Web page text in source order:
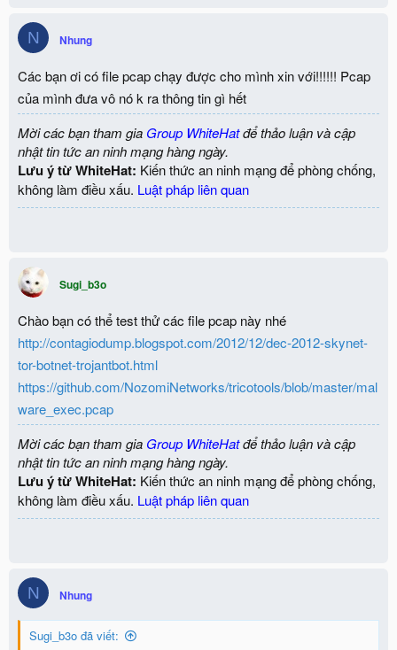
N Nhung
Các bạn ơi có file pcap chạy được cho mình xin với!!!!!! Pcap
của mình đưa vô nó k ra thông tin gì hết
Mời các bạn tham gia Group WhiteHatđể thảo luận và cập
nhật tin tức an ninh mạng hàng ngày.
Lưu ý từ WhiteHat: Kiến thức an ninh mạng để phòng chống,
không làm điều xấu. Luật pháp liên quan
Sugi_b3o
Chào bạn có thể test thử các file pcap này nhé
http://contagiodump.blogspot.com/2012/12/dec-2012-skynet-
tor-botnet-trojantbot.html
https://github.com/NozomiNetworks/tricotools/blob/master/mal
ware_exec.pcap
Mời các bạn tham gia Group WhiteHatđể thảo luận và cập
nhật tin tức an ninh mạng hàng ngày.
Lưu ý từ WhiteHat: Kiến thức an ninh mạng để phòng chống,
không làm điều xấu. Luật pháp liên quan
N Nhung
Sugi_b3o đã viết: